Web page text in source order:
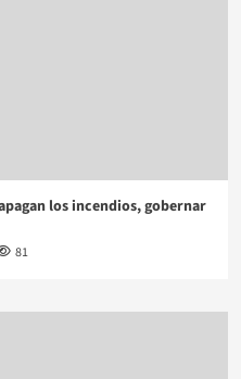
los incendios, gobernar
81